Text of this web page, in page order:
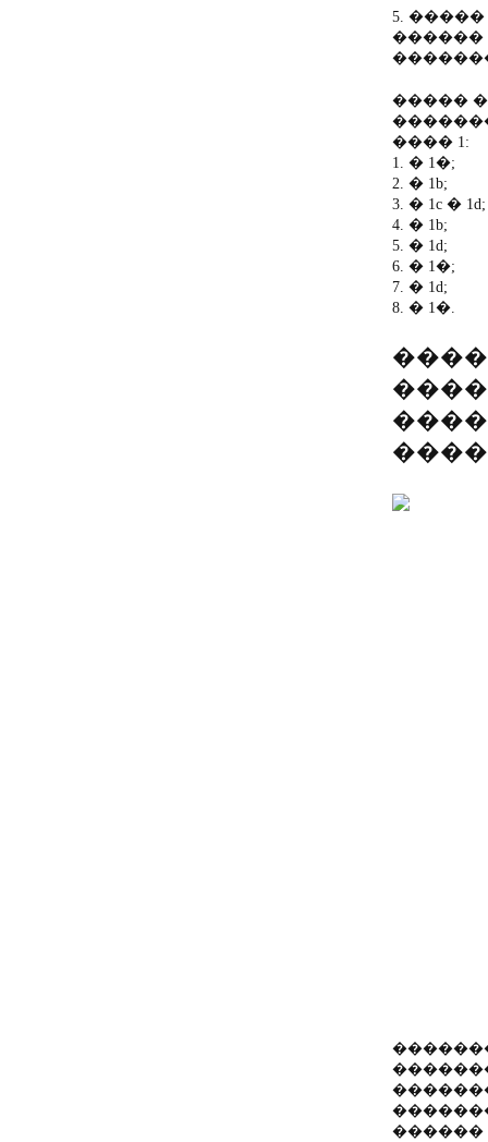
5.
������
�����
���� 1:
1. � 1�;
2. � 1b;
3. � 1c � 1d;
4. � 1b;
5. � 1d;
6. � 1�;
7. � 1d;
8. � 1�.
������